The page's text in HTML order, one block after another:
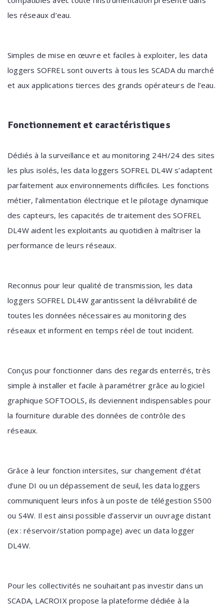
les réseaux d’eau.
Simples de mise en œuvre et faciles à exploiter, les data
loggers SOFREL sont ouverts à tous les SCADA du marché
et aux applications tierces des grands opérateurs de l’eau.
Fonctionnement et caractéristiques
Dédiés à la surveillance et au monitoring 24H/24 des sites
les plus isolés, les data loggers SOFREL DL4W s’adaptent
parfaitement aux environnements difficiles. Les fonctions
métier, l’alimentation électrique et le pilotage dynamique
des capteurs, les capacités de traitement des SOFREL
DL4W aident les exploitants au quotidien à maîtriser la
performance de leurs réseaux.
Reconnus pour leur qualité de transmission, les data
loggers SOFREL DL4W garantissent la délivrabilité de
toutes les données nécessaires au monitoring des
réseaux et informent en temps réel de tout incident.
Conçus pour fonctionner dans des regards enterrés, très
simple à installer et facile à paramétrer grâce au logiciel
graphique SOFTOOLS, ils deviennent indispensables pour
la fourniture durable des données de contrôle des
réseaux.
Grâce à leur fonction intersites, sur changement d’état
d’une DI ou un dépassement de seuil, les data loggers
communiquent leurs infos à un poste de télégestion S500
ou S4W. Il est ainsi possible d’asservir un ouvrage distant
(ex : réservoir/station pompage) avec un data logger
DL4W.
Pour les collectivités ne souhaitant pas investir dans un
SCADA, LACROIX propose la plateforme dédiée à la